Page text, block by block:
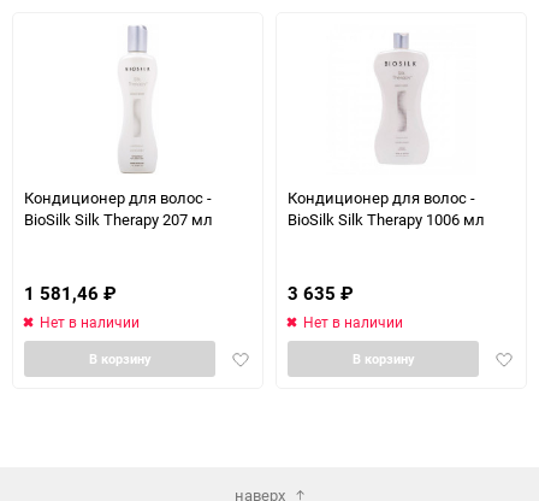
Кондиционер для волос -
BioSilk Silk Therapy 207 мл
1 581,46 ₽
Нет в наличии
Добавить
В корзину
Кондиционер для волос -
BioSilk Silk Therapy 1006 мл
3 635 ₽
Нет в наличии
В корзину
наверх